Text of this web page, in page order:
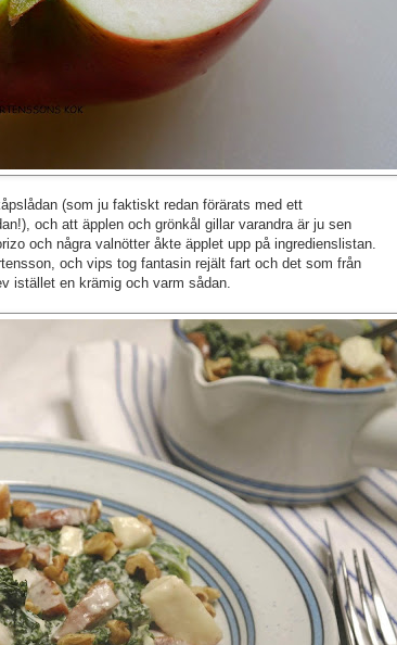
(som ju faktiskt redan förärats med ett
och att äpplen och grönkål gillar varandra är ju sen
och några valnötter åkte äpplet upp på ingredienslistan.
och vips tog fantasin rejält fart och det som från
istället en krämig och varm sådan.